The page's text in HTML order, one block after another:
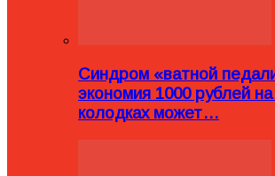
Синдром «ватной
экономия 1000 рублей
колодках может…